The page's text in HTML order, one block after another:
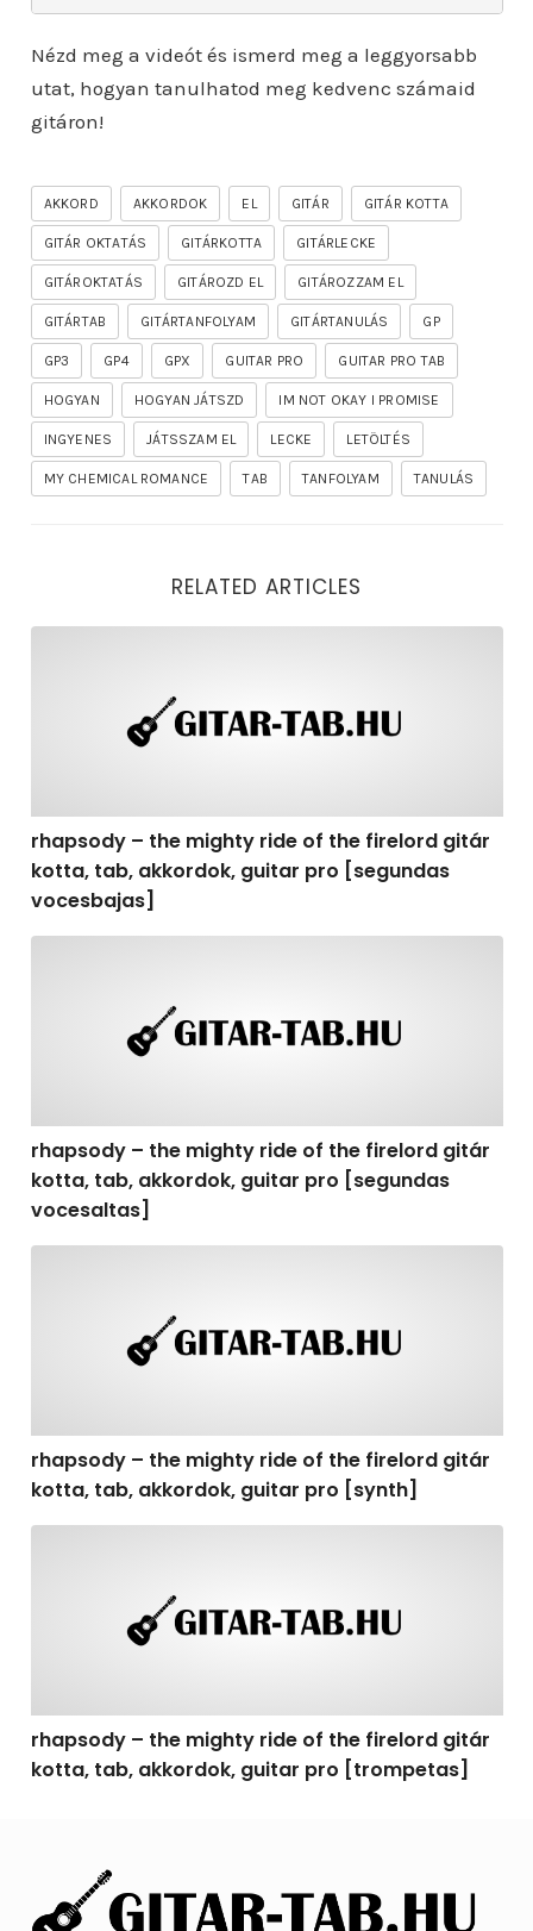
Nézd meg a videót és ismerd meg a leggyorsabb
utat, hogyan tanulhatod meg kedvenc számaid
gitáron!
AKKORD AKKORDOK EL GITÁR GITÁR KOTTA
GITÁR OKTATÁS GITÁRKOTTA GITÁRLECKE
GITÁROKTATÁS GITÁROZD EL GITÁROZZAM EL
GITÁRTAB GITÁRTANFOLYAM GITÁRTANULÁS GP
GP3 GP4 GPX GUITAR PRO GUITAR PRO TAB
HOGYAN HOGYAN JÁTSZD IM NOT OKAY I PROMISE
INGYENES JÁTSSZAM EL LECKE LETÖLTÉS
MY CHEMICAL ROMANCE TAB TANFOLYAM TANULÁS
RELATED ARTICLES
rhapsody – the mighty ride of the firelord gitár
kotta, tab, akkordok, guitar pro [segundas
vocesbajas]
rhapsody – the mighty ride of the firelord gitár
kotta, tab, akkordok, guitar pro [segundas
vocesaltas]
rhapsody – the mighty ride of the firelord gitár
kotta, tab, akkordok, guitar pro [synth]
rhapsody – the mighty ride of the firelord gitár
kotta, tab, akkordok, guitar pro [trompetas]